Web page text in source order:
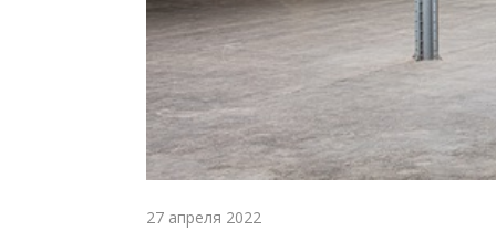
27 апреля 2022